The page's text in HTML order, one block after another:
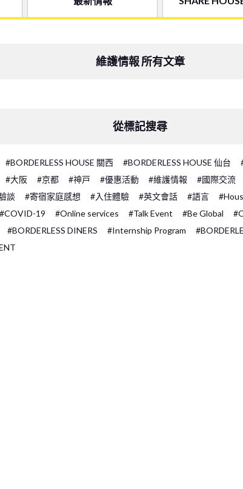
維護情報 所有文章
從標記搜尋
#BORDERLESS HOUSE 關西 #BORDERLESS HOUSE 仙台
#大阪 #京都 #神戸 #優惠活動 #維護情報 #國際交流
談 #寄宿家庭感想 #入住體驗 #英文會話 #語言
#COVID-19 #Online services #Talk Event #Be Global
#BORDERLESS DINERS #Internship Program